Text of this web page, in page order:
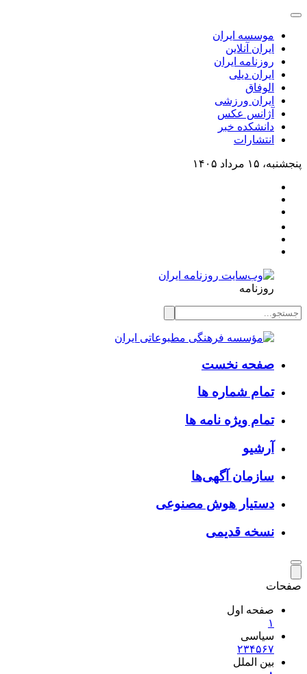
موسسه ایران
ایران آنلاین
روزنامه ایران
ایران دیلی
الوفاق
ایران ورزشی
آژانس عکس
دانشکده خبر
انتشارات
پنجشنبه، ۱۵ مرداد ۱۴۰۵
روزنامه
صفحه نخست
تمام شماره ها
تمام ویژه نامه ها
آرشیو
سازمان آگهی‌ها
دستیار هوش مصنوعی
نسخه قدیمی
صفحات
صفحه اول
۱
سیاسی
۲۳۴۵۶۷
بین الملل